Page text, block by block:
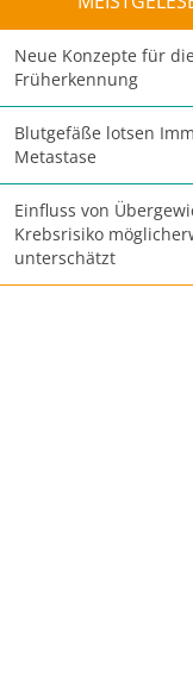
Neue Konzepte für
Früherkennung
Blutgefäße lotsen
Metastase
Einfluss von
Krebsrisiko
unterschätzt